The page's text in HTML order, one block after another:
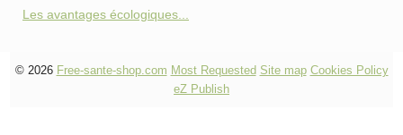
Les avantages écologiques...
© 2026 Free-sante-shop.com Most Requested Site map Cookies Policy
eZ Publish